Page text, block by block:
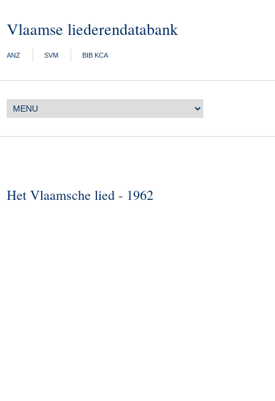
Vlaamse liederendatabank
ANZ SVM BIB KCA
Het Vlaamsche lied - 1962